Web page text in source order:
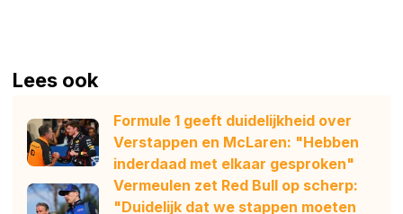
Lees ook
Formule 1 geeft duidelijkheid over
Verstappen en McLaren: "Hebben
inderdaad met elkaar gesproken"
Vermeulen zet Red Bull op scherp:
"Duidelijk dat we stappen moeten